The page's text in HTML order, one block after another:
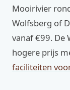
Mooirivier
Wolfsberg of
vanaf €99. De
hogere prijs
faciliteiten